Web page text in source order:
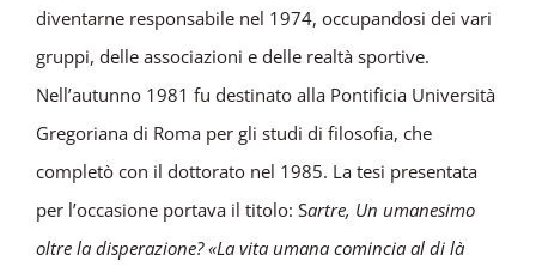
diventarne responsabile nel 1974, occupandosi dei vari
gruppi, delle associazioni e delle realtà sportive.
Nell’autunno 1981 fu destinato alla Pontificia Università
Gregoriana di Roma per gli studi di filosofia, che
completò con il dottorato nel 1985. La tesi presentata
per l’occasione portava il titolo: Sartre, Un umanesimo
oltre la disperazione? «La vita umana comincia al di là